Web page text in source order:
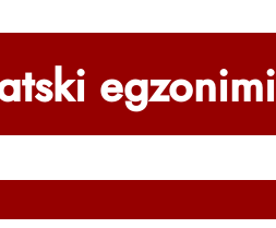
egzonimi